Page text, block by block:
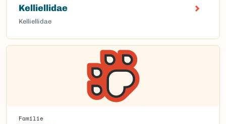
Kelliellidae
Kelliellidae
Familie